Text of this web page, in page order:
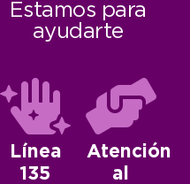
Estamos para
ayudarte
Línea
135
Atención
al